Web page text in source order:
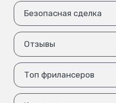
Безопасная сделка
Отзывы
Топ фрилансеров